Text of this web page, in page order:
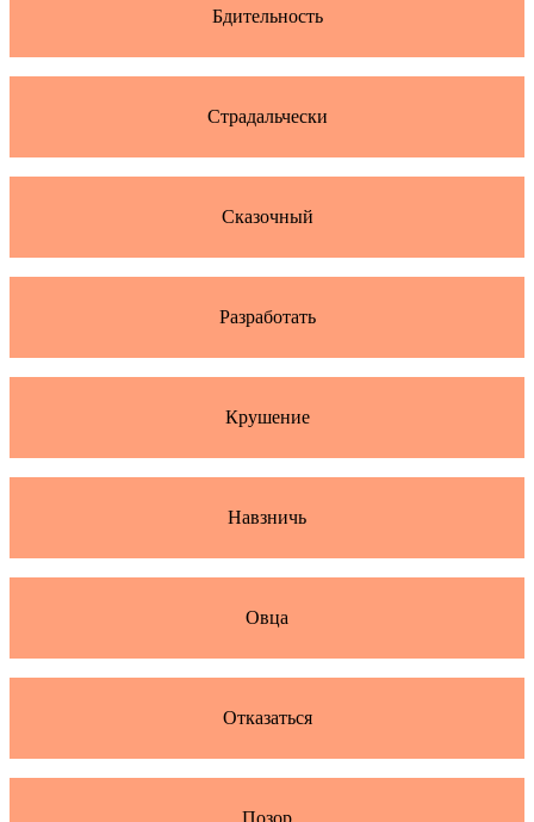
Бдительность
Страдальчески
Сказочный
Разработать
Крушение
Навзничь
Овца
Отказаться